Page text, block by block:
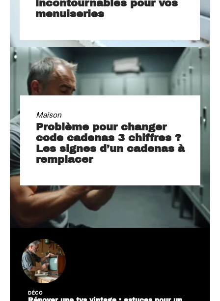
incontournables pour vos
menuiseries
Maison
Problème pour changer
code cadenas 3 chiffres ?
Les signes d’un cadenas à
remplacer
DÉCO